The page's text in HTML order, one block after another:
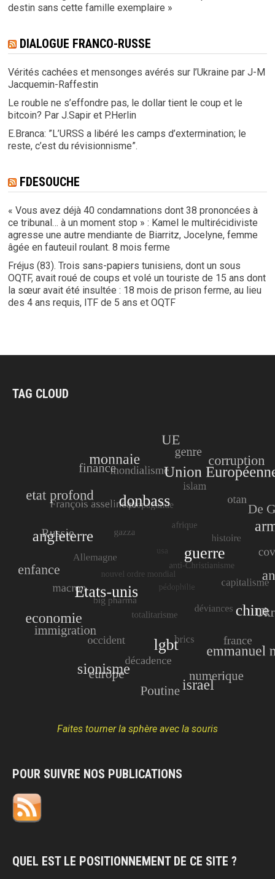
destin sans cette famille exemplaire »
DIALOGUE FRANCO-RUSSE
Vérités cachées et mensonges avérés sur l’Ukraine par J-M
Jacquemin-Raffestin
Le rouble ne s’effondre pas, le dollar tient le coup et le
bitcoin? Par J.Sapir et P.Herlin
E.Branca: ”L’URSS a libéré les camps d’extermination; le
reste, c’est du révisionnisme”.
FDESOUCHE
« Vous avez déjà 40 condamnations dont 38 prononcées à
ce tribunal… à un moment stop » : Kamel le multirécidiviste
agresse une autre mendiante de Biarritz, Jocelyne, femme
âgée en fauteuil roulant. 8 mois ferme
Fréjus (83). Trois sans-papiers tunisiens, dont un sous
OQTF, avait roué de coups et volé un touriste de 15 ans dont
la sœur avait été insultée : 18 mois de prison ferme, au lieu
des 4 ans requis, ITF de 5 ans et OQTF
TAG CLOUD
Faites tourner la sphère avec la souris
POUR SUIVRE NOS PUBLICATIONS
QUEL EST LE POSITIONNEMENT DE CE SITE ?